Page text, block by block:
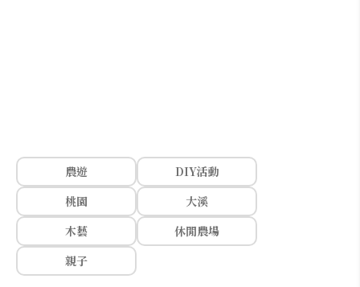
農遊
DIY活動
桃園
大溪
木藝
休閒農場
親子